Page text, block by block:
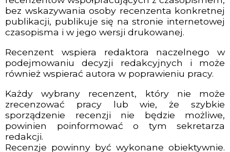
bez wskazywania osoby recenzenta konkretnej
publikacji, publikuje się na stronie internetowej
czasopisma i w jego wersji drukowanej.
Recenzent wspiera redaktora naczelnego w
podejmowaniu decyzji redakcyjnych i może
również wspierać autora w poprawieniu pracy.
Każdy wybrany recenzent, który nie może
zrecenzować pracy lub wie, że szybkie
sporządzenie recenzji nie będzie możliwe,
powinien poinformować o tym sekretarza
redakcji.
Recenzje powinny być wykonane obiektywnie.